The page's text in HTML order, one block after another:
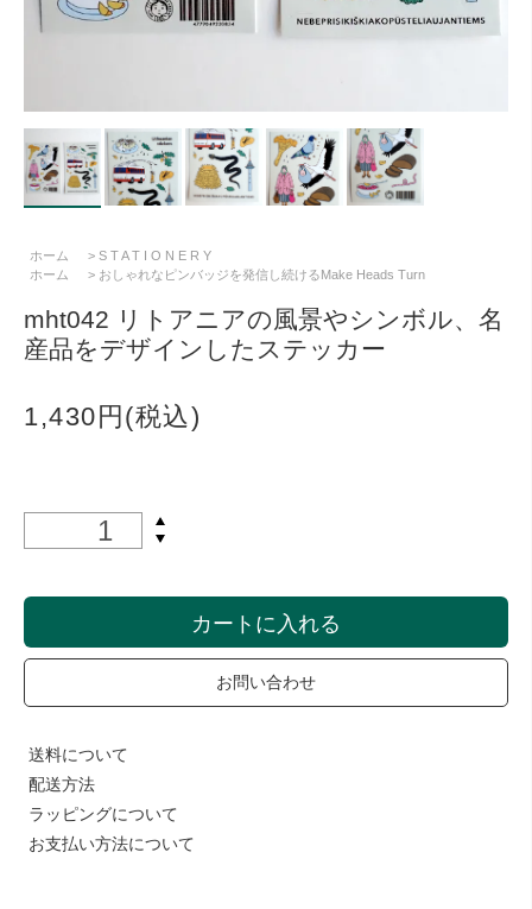
ホーム > S T A T I O N E R Y
ホーム
> おしゃれなピンバッジを発信し続けるMake Heads Turn
mht042 リトアニアの風景やシンボル、名
産品をデザインしたステッカー
1,430円(税込)
カートに入れる
お問い合わせ
送料について
配送方法
ラッピングについて
お支払い方法について